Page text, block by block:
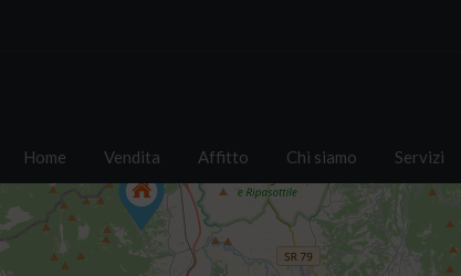
Home Vendita Affitto Chi siamo Servizi